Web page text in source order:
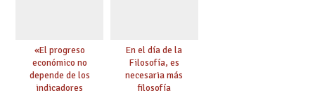
«El progreso
económico no
depende de los
indicadores
En el día de la
Filosofía, es
necesaria más
filosofía